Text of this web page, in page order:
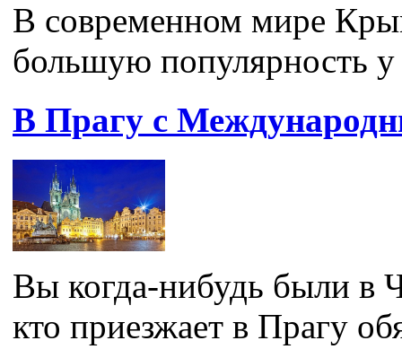
В современном мире
большую популярность
В Прагу с
Вы когда-нибудь были в
кто приезжает в Прагу